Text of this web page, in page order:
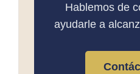
Hablemos de
ayudarle a